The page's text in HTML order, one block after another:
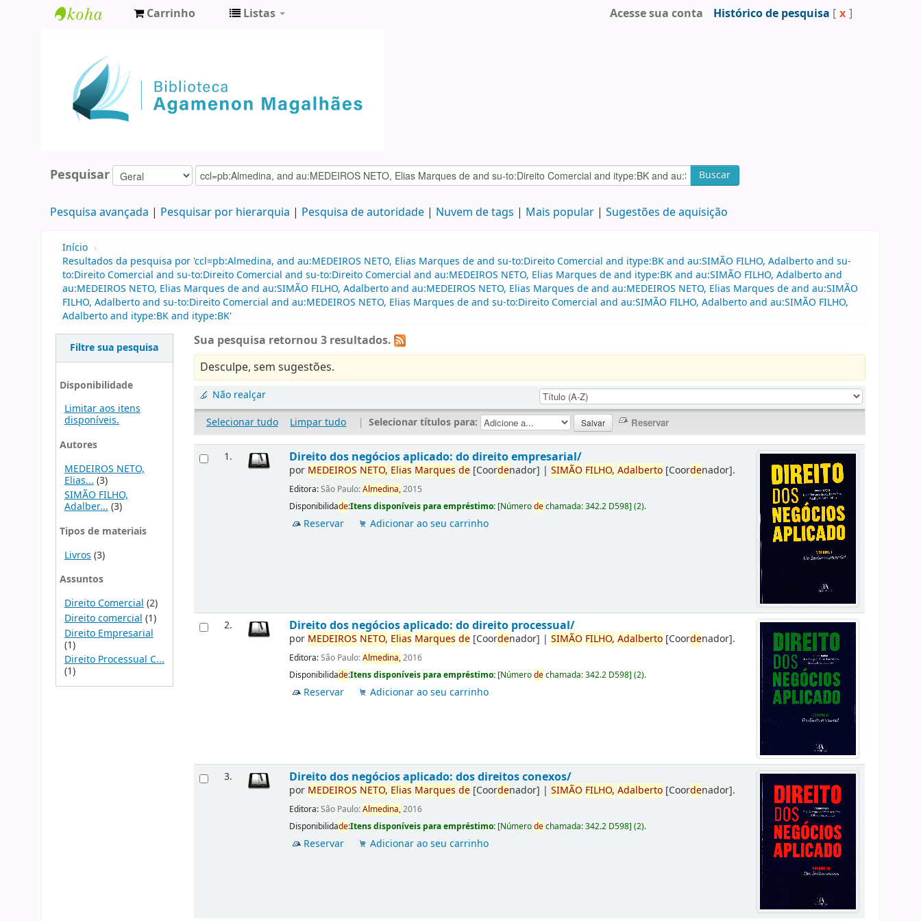
Agamenon
Magalhães
Carrinho Listas Acesse sua conta Histórico de pesquisa [ x ]
Pesquisar Buscar
Pesquisa avançada Pesquisar por hierarquia Pesquisa de autoridade Nuvem de tags Mais popular Sugestões de aquisição
Início ›
Resultados da pesquisa por 'ccl=pb:Almedina, and au:MEDEIROS NETO, Elias Marques de and su-to:Direito Comercial and itype:BK and au:SIMÃO FILHO, Adalberto and su-
to:Direito Comercial and su-to:Direito Comercial and su-to:Direito Comercial and au:MEDEIROS NETO, Elias Marques de and itype:BK and au:SIMÃO FILHO, Adalberto and
au:MEDEIROS NETO, Elias Marques de and au:SIMÃO FILHO, Adalberto and au:MEDEIROS NETO, Elias Marques de and au:MEDEIROS NETO, Elias Marques de and au:SIMÃO
FILHO, Adalberto and su-to:Direito Comercial and au:MEDEIROS NETO, Elias Marques de and su-to:Direito Comercial and au:SIMÃO FILHO, Adalberto and au:SIMÃO FILHO,
Adalberto and itype:BK and itype:BK'
Filtre sua pesquisa
Disponibilidade
Limitar aos itens
disponíveis.
Autores
MEDEIROS NETO,
Elias... (3)
SIMÃO FILHO,
Adalber...(3)
Tipos de materiais
Livros (3)
Assuntos
Direito Comercial (2)
Direito comercial (1)
Direito Empresarial
(1)
Direito Processual C...
(1)
Sua pesquisa retornou 3 resultados.
Desculpe, sem sugestões.
Não realçar
Selecionar tudo
Limpar tudo | Selecionar títulos para:
1. Direito dos negócios aplicado: do direito empresarial/
por MEDEIROS NETO, Elias Marques de [Coordenador] |SIMÃO FILHO, Adalberto [Coordenador].
Editora:São Paulo:Almedina,2015
Disponibilidade:Itens disponíveis para empréstimo: [Númerodechamada:342.2 D598](2).
Reservar Adicionar ao seu carrinho
2. Direito dos negócios aplicado: do direito processual/
por MEDEIROS NETO, Elias Marques de [Coordenador] |SIMÃO FILHO, Adalberto [Coordenador].
Editora:São Paulo:Almedina,2016
Disponibilidade:Itens disponíveis para empréstimo: [Númerodechamada:342.2 D598](2).
Reservar Adicionar ao seu carrinho
3. Direito dos negócios aplicado: dos direitos conexos/
por MEDEIROS NETO, Elias Marques de [Coordenador] |SIMÃO FILHO, Adalberto [Coordenador].
Editora:São Paulo:Almedina,2016
Disponibilidade:Itens disponíveis para empréstimo: [Númerodechamada:342.2 D598](2).
Reservar Adicionar ao seu carrinho